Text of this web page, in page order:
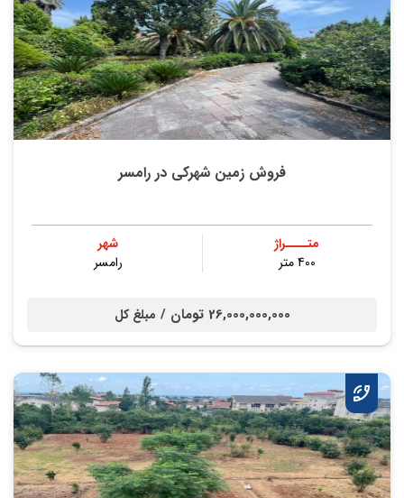
فروش زمین شهرکی در رامسر
متــــراژ
400 متر
شهر
رامسر
26,000,000,000 تومان / مبلغ کل